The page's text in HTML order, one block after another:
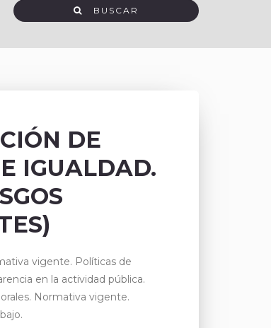
BUSCAR
DE
IGUALDAD.
vigente. Políticas de
en la actividad pública.
Normativa vigente.